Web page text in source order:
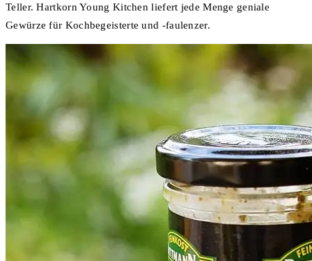
Teller. Hartkorn Young Kitchen liefert jede Menge geniale
Gewürze für Kochbegeisterte und -faulenzer.